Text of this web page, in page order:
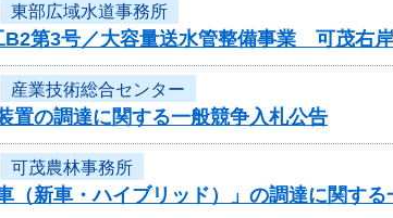
東部広域水道事務所
B2第3号／大容量送水管整備事業 可茂右
産業技術総合センター
置の調達に関する一般競争入札公告
可茂農林事務所
（新車・ハイブリッド）」の調達に関す